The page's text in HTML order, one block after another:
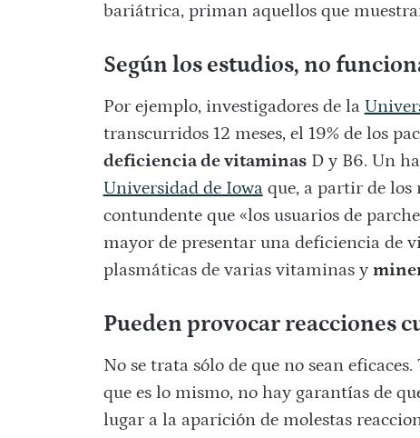
bariátrica, priman aquellos que
Según los estudios, no
Por ejemplo, investigadores de la
transcurridos 12 meses, el 19% de los
deficiencia de vitaminasD y B6. Un
Universidad de Iowaque, a partir de los
contundente que «los usuarios de
mayor de presentar una deficiencia de
plasmáticas de varias vitaminas y
Pueden provocar reacciones
No se trata sólo de que no sean
que es lo mismo, no hay garantías de
lugar a la aparición de molestas